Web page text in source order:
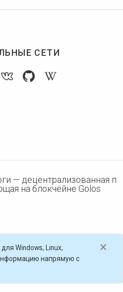
СЕТИ
— децентрализованная п
на блокчейне Golos
×
Windows, Linux,
напрямую с